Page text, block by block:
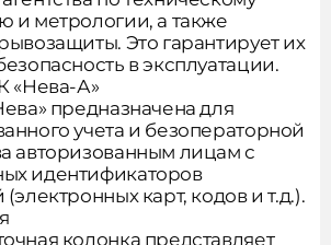
и метрологии, а также
Это гарантирует их
в эксплуатации.
«Нева-А»
предназначена для
учета и безоператорной
авторизованным лицам с
идентификаторов
карт, кодов и т.д.).
колонка представляет
о поступлении